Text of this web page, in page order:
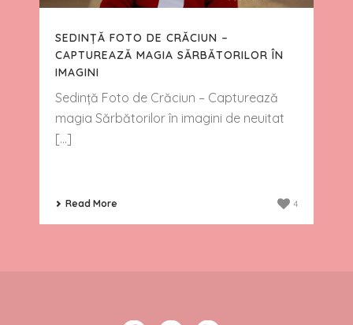
SEDINȚĂ FOTO DE CRĂCIUN –
CAPTUREAZĂ MAGIA SĂRBĂTORILOR ÎN
IMAGINI
Sedință Foto de Crăciun – Capturează
magia Sărbătorilor în imagini de neuitat
[...]
Read More 4